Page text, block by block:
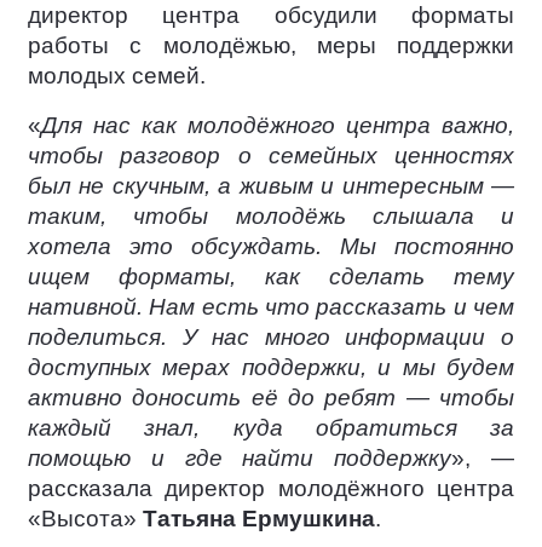
директор центра обсудили форматы
работы с молодёжью, меры поддержки
молодых семей.
«Для нас как молодёжного центра важно,
чтобы разговор о семейных ценностях
был не скучным, а живым и интересным —
таким, чтобы молодёжь слышала и
хотела это обсуждать. Мы постоянно
ищем форматы, как сделать тему
нативной. Нам есть что рассказать и чем
поделиться. У нас много информации о
доступных мерах поддержки, и мы будем
активно доносить её до ребят — чтобы
каждый знал, куда обратиться за
помощью и где найти поддержку», —
рассказала директор молодёжного центра
«Высота» Татьяна Ермушкина.